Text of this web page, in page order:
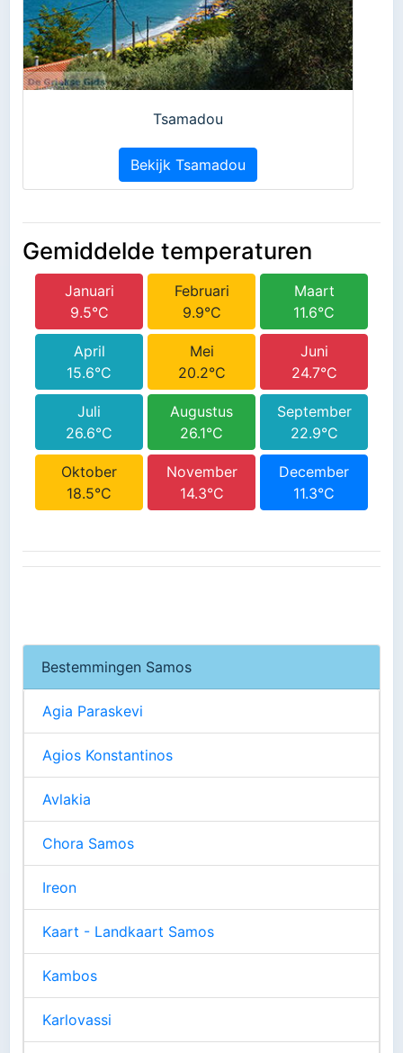
Tsamadou
Bekijk Tsamadou
Gemiddelde temperaturen
Januari
9.5°C
Februari
9.9°C
Maart
11.6°C
April
15.6°C
Mei
20.2°C
Juni
24.7°C
Juli
26.6°C
Augustus
26.1°C
September
22.9°C
Oktober
18.5°C
November
14.3°C
December
11.3°C
Bestemmingen Samos
Agia Paraskevi
Agios Konstantinos
Avlakia
Chora Samos
Ireon
Kaart - Landkaart Samos
Kambos
Karlovassi